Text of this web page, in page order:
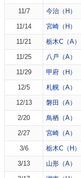
11/7 今治（H）
11/14 宮崎（H）
11/21 栃木C（A）
11/25 八戸（A）
11/29 甲府（H）
12/5 札幌（A）
12/13 磐田（A）
2/20 鳥栖（A）
2/27 宮崎（A）
3/6 栃木C（H）
3/13 山形（A）